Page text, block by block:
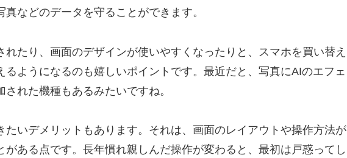
などのデータを守ることができます。
れたり、画面のデザインが使いやすくなったりと、スマホを買い替え
るようになるのも嬉しいポイントです。最近だと、写真にAIのエフェ
れた機種もあるみたいですね。
いデメリットもあります。それは、 画面のレイアウトや操作方法が
がある点です。長年慣れ親しんだ操作が変わると、最初は戸惑ってし